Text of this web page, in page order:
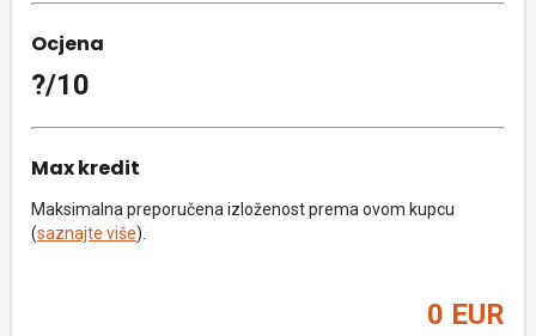
Ocjena
?/10
Max kredit
Maksimalna preporučena izloženost prema ovom kupcu
(saznajte više).
0 EUR